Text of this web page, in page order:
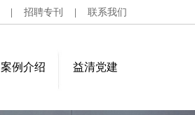
招聘专刊 联系我们
案例介绍 益清党建